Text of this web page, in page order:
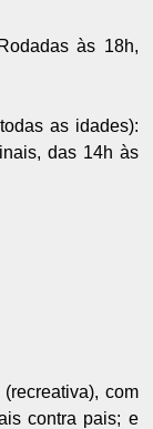
às 18h,
as idades):
das 14h às
com
contra pais; e